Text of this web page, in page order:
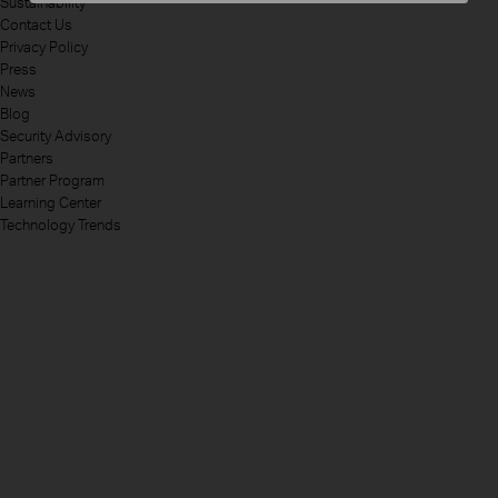
Contact Us
Privacy Policy
Press
News
Blog
Security Advisory
Partners
Partner Program
Learning Center
Technology Trends